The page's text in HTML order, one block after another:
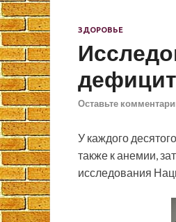
ЗДОРОВЬЕ
Оставьте
У каждого
также к анемии,
исследования